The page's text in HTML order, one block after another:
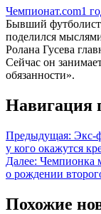
Чемпионат.com1
Бывший
поделился
Ролана Гусева
Сейчас он
обязанности».
Навигация
Предыдущая: Экс-
у кого окажутся
Далее: Чемпионка
о рождении
Похожие